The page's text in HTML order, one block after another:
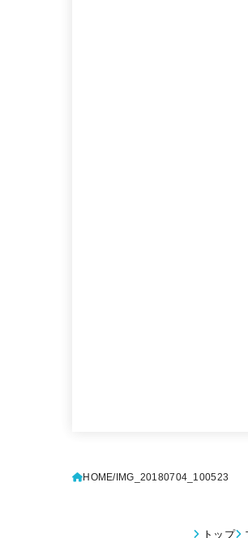
HOME IMG_20180704_100523
トップ